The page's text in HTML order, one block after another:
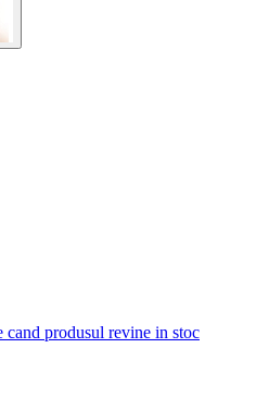
cand produsul revine in stoc